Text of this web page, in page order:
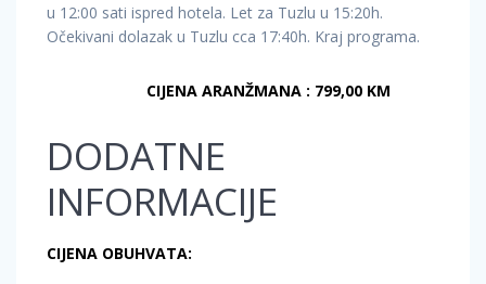
u 12:00 sati ispred hotela. Let za Tuzlu u 15:20h.
Očekivani dolazak u Tuzlu cca 17:40h. Kraj programa.
CIJENA ARANŽMANA : 799,00 KM
DODATNE
INFORMACIJE
CIJENA OBUHVATA: